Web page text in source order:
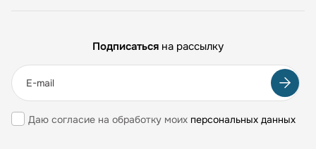
Подписаться на рассылку
Даю согласие на обработку моих персональных данных